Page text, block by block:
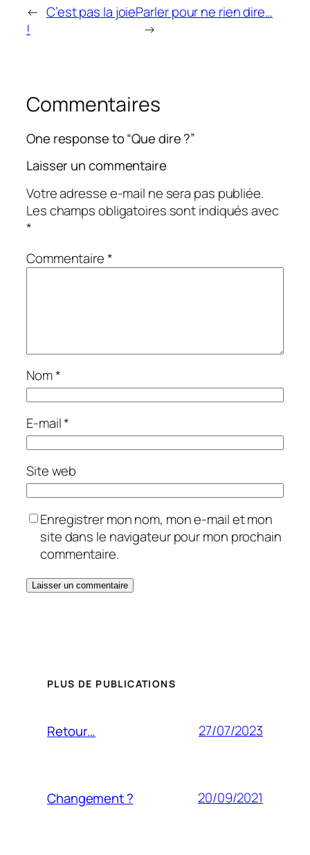
← C’est pas la joie
!
Parler pour ne rien dire…
→
Commentaires
One response to “Que dire ?”
Laisser un commentaire
Votre adresse e-mail ne sera pas publiée.
Les champs obligatoires sont indiqués avec
*
Commentaire*
Nom*
E-mail*
Site web
Enregistrer mon nom, mon e-mail et mon
site dans le navigateur pour mon prochain
commentaire.
PLUS DE PUBLICATIONS
Retour… 27/07/2023
Changement ? 20/09/2021